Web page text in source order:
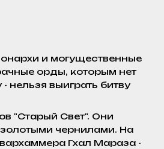
и могущественные
орды, которым нет
нельзя выиграть битву
"Старый Свет". Они
золотыми чернилами. На
Гхал Мараза -